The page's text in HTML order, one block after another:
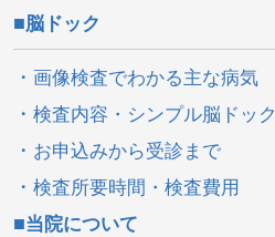
脳ドック
画像検査でわかる主な病気
検査内容・シンプル脳ドック
お申込みから受診まで
検査所要時間・検査費用
当院について